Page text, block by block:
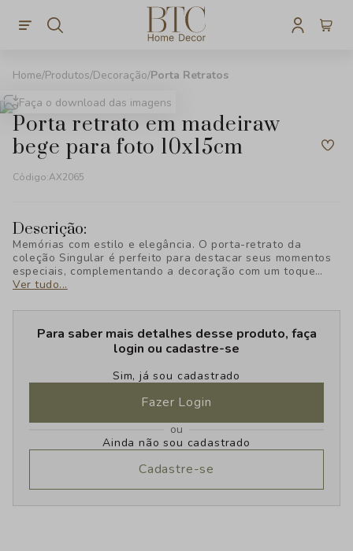
Produtos Decoração Porta Retratos
Faça o download das imagens
porta retrato em madeiraw
bege para foto 10x15cm
Código:AX2065
Descrição:
Memórias com estilo e elegância. O porta-retrato da
coleção Singular é perfeito para destacar seus momentos
especiais, complementando a decoração com um toque
sofisticado. Descubra o charme exclusivo da BTC Decor!
Ver tudo...
Para saber mais detalhes desse produto, faça
login ou cadastre-se
Sim, já sou cadastrado
Fazer Login
ou
Ainda não sou cadastrado
Cadastre-se